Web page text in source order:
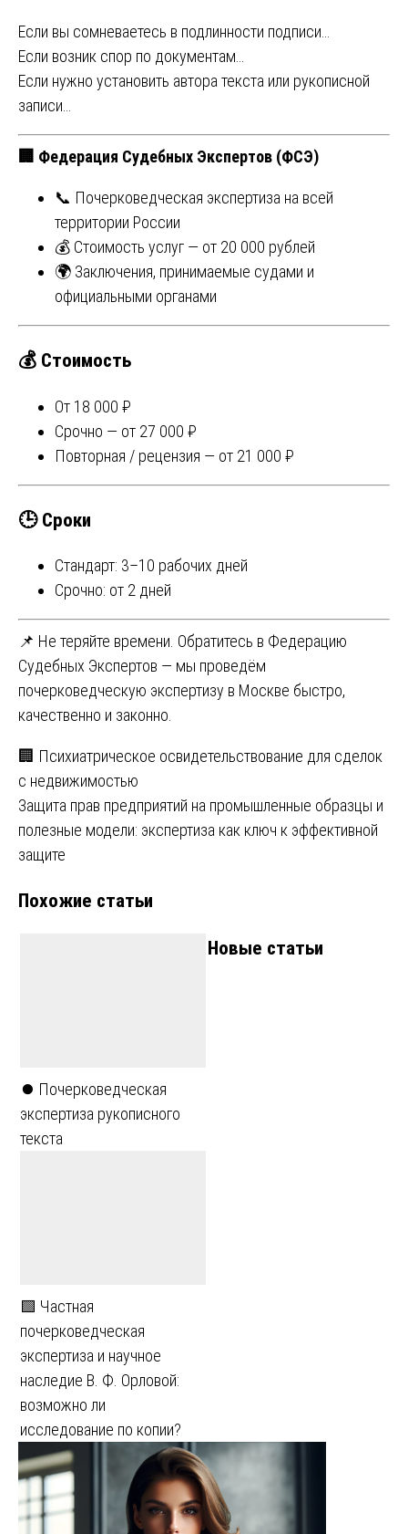
Если вы сомневаетесь в подлинности подписи…
Если возник спор по документам…
Если нужно установить автора текста или рукописной
записи…
🏢 Федерация Судебных Экспертов (ФСЭ)
📞 Почерковедческая экспертиза на всей
территории России
💰 Стоимость услуг — от 20 000 рублей
🌍 Заключения, принимаемые судами и
официальными органами
💰 Стоимость
От 18 000 ₽
Срочно — от 27 000 ₽
Повторная / рецензия — от 21 000 ₽
🕒 Сроки
Стандарт: 3–10 рабочих дней
Срочно: от 2 дней
📌 Не теряйте времени. Обратитесь в Федерацию
Судебных Экспертов — мы проведём
почерковедческую экспертизу в Москве быстро,
качественно и законно.
Навигация
по
записям
🏢 Психиатрическое освидетельствование для сделок
с недвижимостью
Защита прав предприятий на промышленные образцы и
полезные модели: экспертиза как ключ к эффективной
защите
Похожие статьи
⏺️ Почерковедческая
экспертиза рукописного
текста
🟩 Частная
почерковедческая
экспертиза и научное
наследие В. Ф. Орловой:
возможно ли
исследование по копии?
Новые статьи